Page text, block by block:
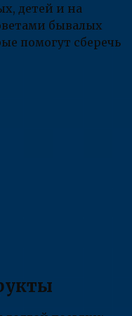
детей и на
бывалых
помогут сберечь